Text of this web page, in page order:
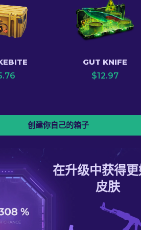
GUT KNIFE
$12.97
创建你自己的箱子
在升级中获得
皮肤